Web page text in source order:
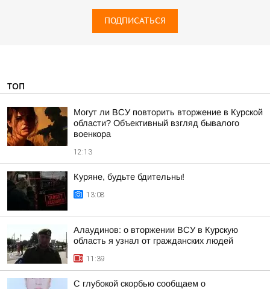
ПОДПИСАТЬСЯ
ТОП
Могут ли ВСУ повторить вторжение в Курской
области? Объективный взгляд бывалого
военкора
12:13
Куряне, будьте бдительны!
13:08
Алаудинов: о вторжении ВСУ в Курскую
область я узнал от гражданских людей
11:39
С глубокой скорбью сообщаем о